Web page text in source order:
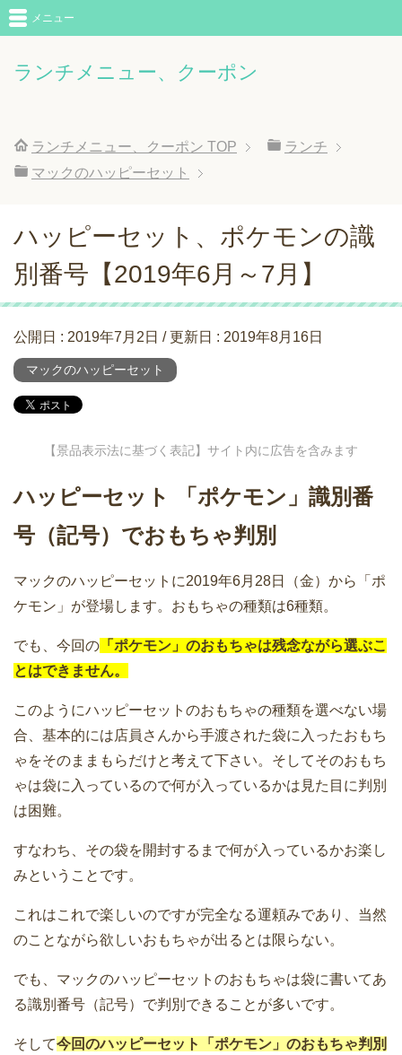
ランチメニュー、クーポン
メニュー
ランチメニュー、クーポン TOP
ランチ
マックのハッピーセット
ハッピーセット、ポケモンの識
別番号【2019年6月～7月】
公開日 : 2019年7月2日 / 更新日 : 2019年8月16日
マックのハッピーセット
【景品表示法に基づく表記】サイト内に広告を含みます
ハッピーセット 「ポケモン」識別番
号（記号）でおもちゃ判別
マックのハッピーセットに2019年6月28日（金）から「ポ
ケモン」が登場します。おもちゃの種類は6種類。
でも、今回の 「ポケモン」のおもちゃは残念ながら選ぶこ
とはできません。
このようにハッピーセットのおもちゃの種類を選べない場
合、基本的には店員さんから手渡された袋に入ったおもち
ゃをそのままもらだけと考えて下さい。そしてそのおもち
ゃは袋に入っているので何が入っているかは見た目に判別
は困難。
すなわち、その袋を開封するまで何が入っているかお楽し
みということです。
これはこれで楽しいのですが完全なる運頼みであり、当然
のことながら欲しいおもちゃが出るとは限らない。
でも、マックのハッピーセットのおもちゃは袋に書いてあ
る識別番号（記号）で判別できることが多いです。
そして今回のハッピーセット「ポケモン」のおもちゃ判別